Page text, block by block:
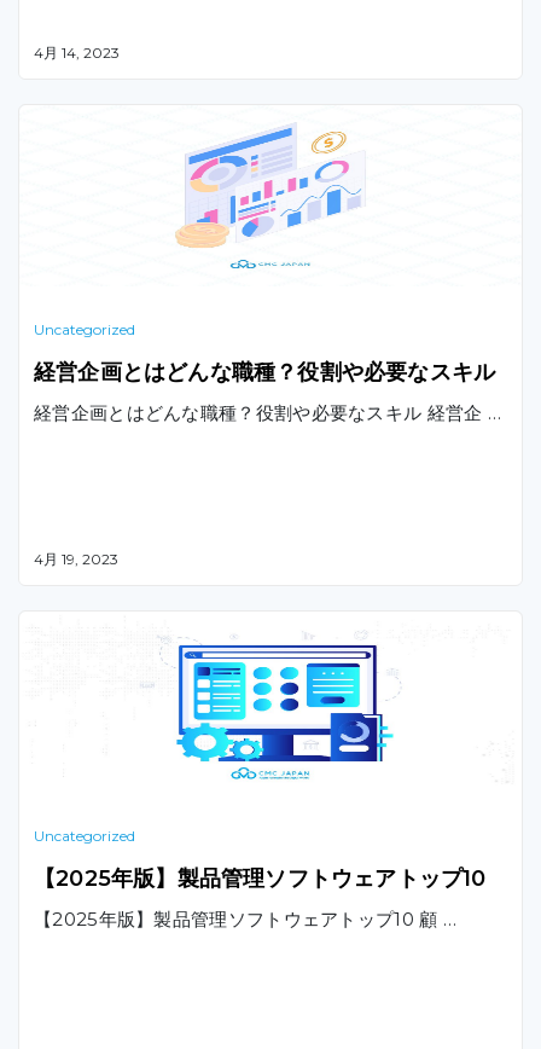
4月 14, 2023
Uncategorized
経営企画とはどんな職種？役割や必要なスキル
経営企画とはどんな職種？役割や必要なスキル 経営企 …
4月 19, 2023
Uncategorized
【2025年版】製品管理ソフトウェアトップ10
【2025年版】製品管理ソフトウェアトップ10 顧 …